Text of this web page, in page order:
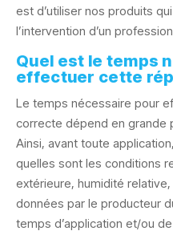
est d’utiliser nos produits
l’intervention d’un
Quel est le temps
effectuer cette
Le temps nécessaire pour
correcte dépend en grande
Ainsi, avant toute
quelles sont les conditions
extérieure, humidité
données par le producteur
temps d’application et/ou